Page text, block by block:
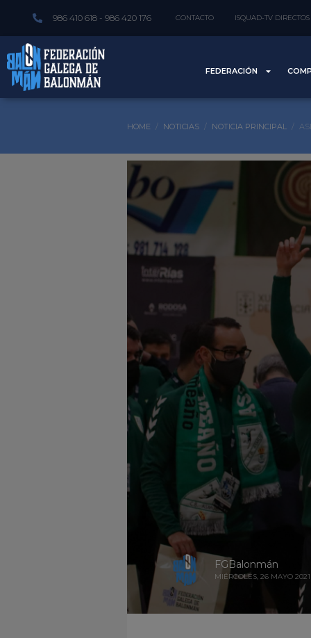
986 410 618 - 986 420 176 CONTACTO ISQUAD-TV DIRECTOS
FEDERACIÓN
HOME NOTICIAS NOTICIA PRINCIPAL
FGBalonmán
MIÉRCOLES, 26 MAYO 2021